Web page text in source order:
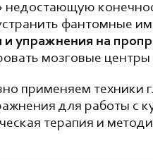
недостающую
фантомные
и упражнения на
мозговые
применяем
для работы с
терапия и